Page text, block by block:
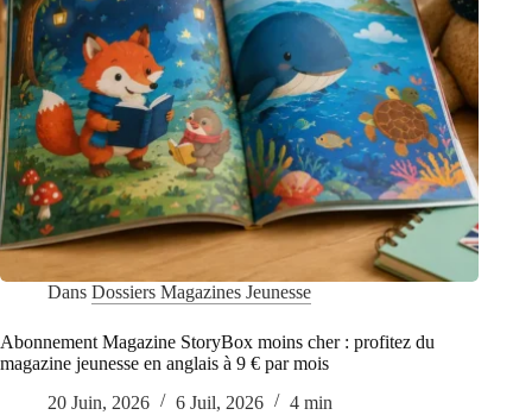
Dans Dossiers Magazines Jeunesse
Abonnement Magazine StoryBox moins cher : profitez du
magazine jeunesse en anglais à 9 € par mois
20 Juin, 2026
6 Juil, 2026 4 min